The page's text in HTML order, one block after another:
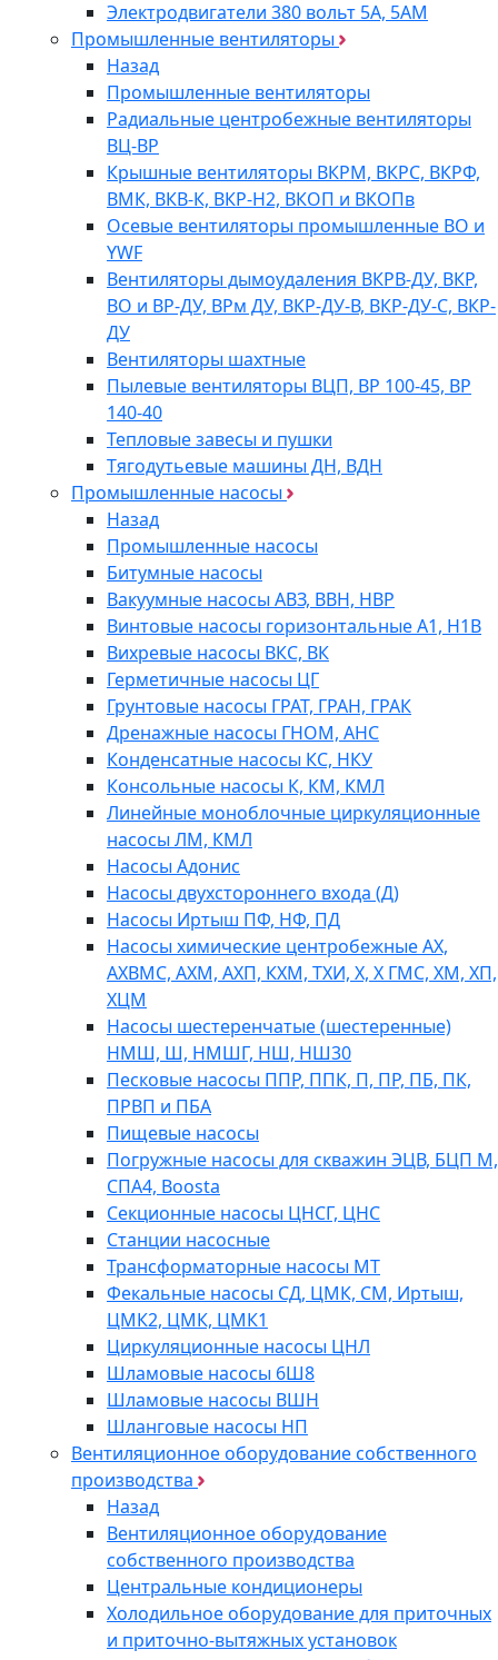
Электродвигатели 380 вольт 5А, 5АМ
Промышленные вентиляторы
Назад
Промышленные вентиляторы
Радиальные центробежные вентиляторы
ВЦ-ВР
Крышные вентиляторы ВКРМ, ВКРС, ВКРФ,
ВМК, ВКВ-К, ВКР-Н2, ВКОП и ВКОПв
Осевые вентиляторы промышленные ВО и
YWF
Вентиляторы дымоудаления ВКРВ-ДУ, ВКР,
ВО и ВР-ДУ, ВРм ДУ, ВКР-ДУ-В, ВКР-ДУ-С, ВКР-
ДУ
Вентиляторы шахтные
Пылевые вентиляторы ВЦП, ВР 100-45, ВР
140-40
Тепловые завесы и пушки
Тягодутьевые машины ДН, ВДН
Промышленные насосы
Назад
Промышленные насосы
Битумные насосы
Вакуумные насосы АВЗ, ВВН, НВР
Винтовые насосы горизонтальные А1, Н1В
Вихревые насосы ВКС, ВК
Герметичные насосы ЦГ
Грунтовые насосы ГРАТ, ГРАН, ГРАК
Дренажные насосы ГНОМ, АНС
Конденсатные насосы КС, НКУ
Консольные насосы К, КМ, КМЛ
Линейные моноблочные циркуляционные
насосы ЛМ, КМЛ
Насосы Адонис
Насосы двухстороннего входа (Д)
Насосы Иртыш ПФ, НФ, ПД
Насосы химические центробежные АХ,
АХВМС, АХМ, АХП, КХМ, ТХИ, Х, Х ГМС, ХМ, ХП,
ХЦМ
Насосы шестеренчатые (шестеренные)
НМШ, Ш, НМШГ, НШ, НШ30
Песковые насосы ППР, ППК, П, ПР, ПБ, ПК,
ПРВП и ПБА
Пищевые насосы
Погружные насосы для скважин ЭЦВ, БЦП М,
СПА4, Boosta
Секционные насосы ЦНСГ, ЦНС
Станции насосные
Трансформаторные насосы МТ
Фекальные насосы СД, ЦМК, СМ, Иртыш,
ЦМК2, ЦМК, ЦМК1
Циркуляционные насосы ЦНЛ
Шламовые насосы 6Ш8
Шламовые насосы ВШН
Шланговые насосы НП
Вентиляционное оборудование собственного
производства
Назад
Вентиляционное оборудование
собственного производства
Центральные кондиционеры
Холодильное оборудование для приточных
и приточно-вытяжных установок